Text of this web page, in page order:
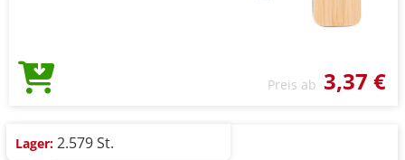
Preis ab 3,37 €
Lager: 2.579 St.